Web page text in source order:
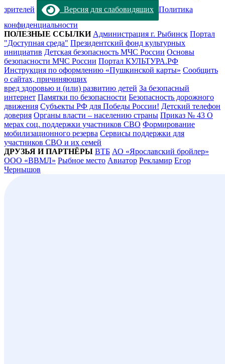
зрителей
Версия для слабовидящих Политика
конфиденциальности
ПОЛЕЗНЫЕ ССЫЛКИ Администрация г. Рыбинск Портал
"Доступная среда" Президентский фонд культурных
инициатив Детская безопасность МЧС России Основы
безопасности МЧС России Портал КУЛЬТУРА.РФ
Инструкция по оформлению «Пушкинской карты» Сообщить
о сайтах, причиняющих
вред здоровью и (или) развитию детей За безопасный
интернет Памятки по безопасности Безопасность дорожного
движения Субъекты РФ для Победы России! Детский телефон
доверия Органы власти – населению страны Приказ № 43 О
мерах соц. поддержки участников СВО Формирование
мобилизационного резерва Сервисы поддержки для
участников СВО и их семей
ДРУЗЬЯ И ПАРТНЁРЫ ВТБ АО «Ярославский бройлер»
ООО «ВВМЛ» Рыбное место Авиатор Рекламир Егор
Чернышов